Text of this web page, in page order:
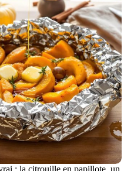
: la citrouille en papillote, un